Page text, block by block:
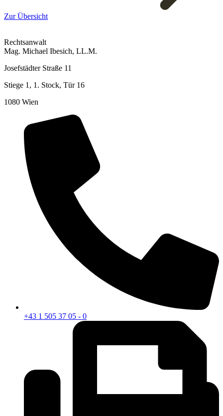
Zur Übersicht
Rechtsanwalt
Mag. Michael Ibesich, LL.M.
Josefstädter Straße 11
Stiege 1, 1. Stock, Tür 16
1080 Wien
+43 1 505 37 05 - 0